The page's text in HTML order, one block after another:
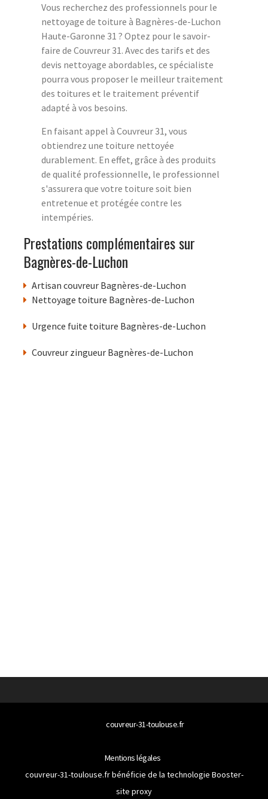
Vous recherchez des professionnels pour le
nettoyage de toiture à Bagnères-de-Luchon
Haute-Garonne 31 ? Optez pour le savoir-
faire de Couvreur 31. Avec des tarifs et des
devis nettoyage abordables, ce spécialiste
pourra vous proposer le meilleur traitement
des toitures et le traitement préventif
adapté à vos besoins.
En faisant appel à Couvreur 31, vous
obtiendrez une toiture nettoyée
durablement. En effet, grâce à des produits
de qualité professionnelle, le professionnel
s'assurera que votre toiture soit bien
entretenue et protégée contre les
intempéries.
Prestations complémentaires sur
Bagnères-de-Luchon
Artisan couvreur Bagnères-de-Luchon
Nettoyage toiture Bagnères-de-Luchon
Urgence fuite toiture Bagnères-de-Luchon
Couvreur zingueur Bagnères-de-Luchon
couvreur-31-toulouse.fr
Mentions légales
couvreur-31-toulouse.fr bénéficie de la technologie Booster-
site proxy